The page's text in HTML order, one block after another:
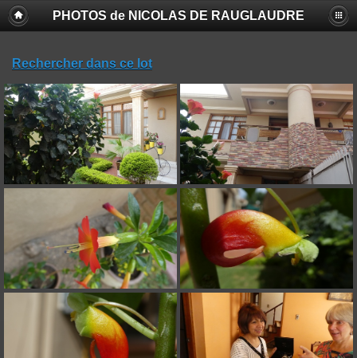
PHOTOS de NICOLAS DE RAUGLAUDRE
Rechercher dans ce lot